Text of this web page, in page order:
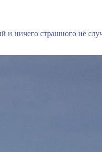
и ничего страшного не